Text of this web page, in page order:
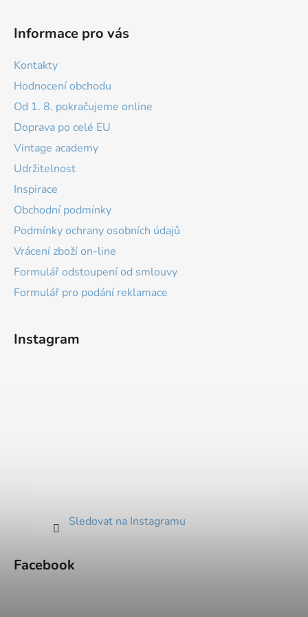
Informace pro vás
Kontakty
Hodnocení obchodu
Od 1. 8. pokračujeme online
Doprava po celé EU
Vintage academy
Udržitelnost
Inspirace
Obchodní podmínky
Podmínky ochrany osobních údajů
Vrácení zboží on-line
Formulář odstoupení od smlouvy
Formulář pro podání reklamace
Instagram
Sledovat na Instagramu
Facebook